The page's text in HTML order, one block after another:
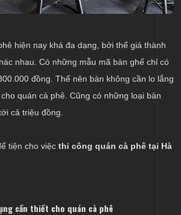
hiện nay khá đa dạng, bởi thế giá thành
nhau. Có những mẫu mã bàn ghế chỉ có
đồng. Thế nên bàn không cần lo lắng
quán cà phê. Cũng có những loại bàn
cả triệu đồng.
tiện cho việc thi công quán cà phê tại Hà
cần thiết cho quán cà phê